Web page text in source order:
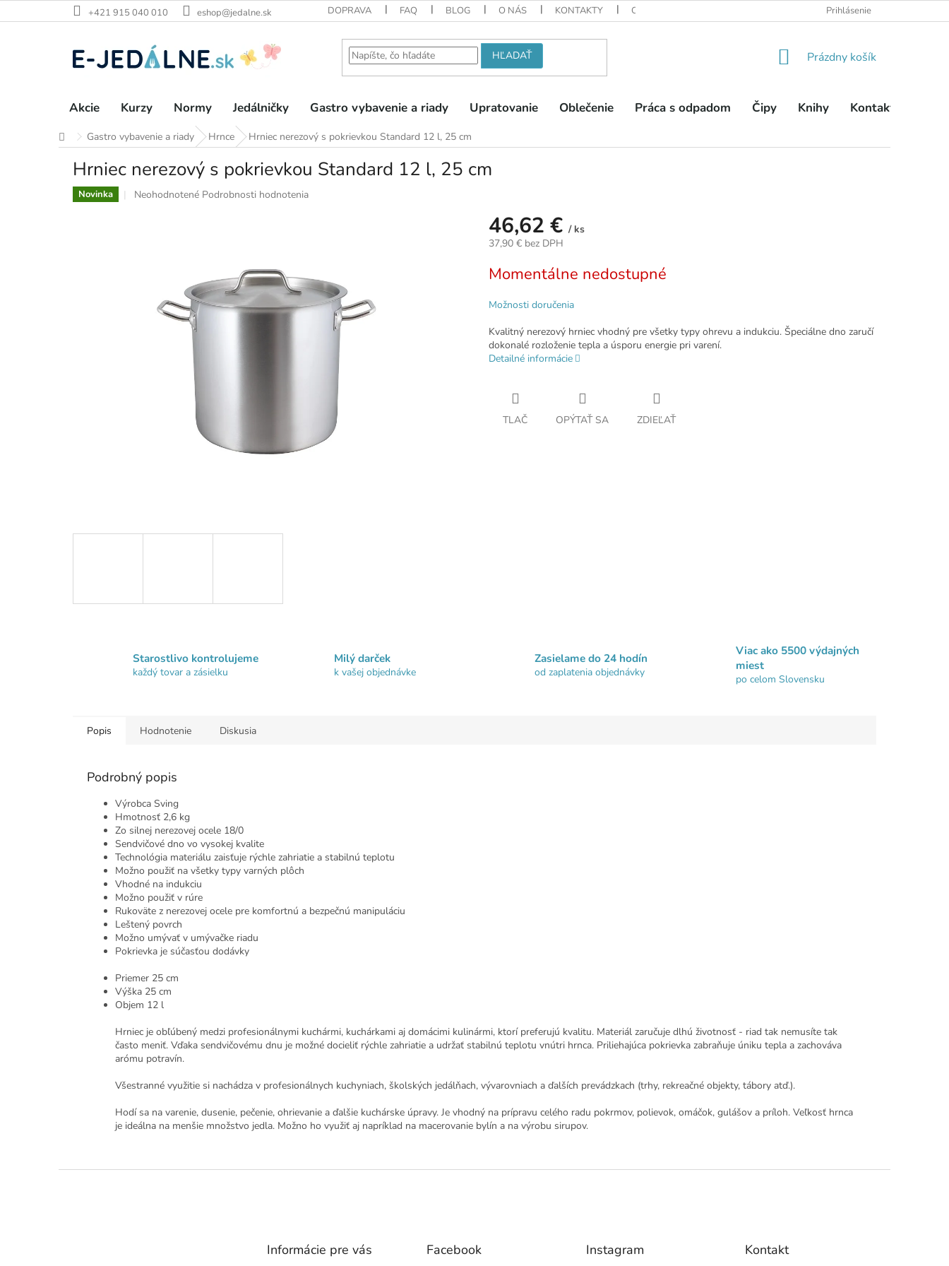
na
+421 915 040 010 eshop@jedalne.sk DOPRAVA FAQ BLOG O NÁS KONTAKTY OBCHODNÉ PODMIENKY PODMIENKY OCHRANY OSOBNÝCH
Prihlásenie
HĽADAŤ
NÁKUPNÝ
Prázdny košík
Akcie Kurzy Normy Jedálničky Gastro vybavenie a riady Upratovanie Oblečenie Práca s odpadom Čipy Knihy Kontakty
DomovGastro vybavenie a riady Hrnce Hrniec nerezový s pokrievkou Standard 12 l, 25 cm
Hrniec nerezový s pokrievkou Standard 12 l, 25 cm
Novinka
Priemerné
Neohodnotené Podrobnosti hodnotenia
46,62 € / ks
37,90 € bez DPH
cena:
Momentálne nedostupné
Možnosti doručenia
Kvalitný nerezový hrniec vhodný pre všetky typy ohrevu a indukciu. Špeciálne dno zaručí
dokonalé rozloženie tepla a úsporu energie pri varení.
Detailné informácie
TLAČ OPÝTAŤ SA ZDIEĽAŤ
Starostlivo kontrolujeme
každý tovar a zásielku
Milý darček
k vašej objednávke
Zasielame do 24 hodín
od zaplatenia objednávky
Viac ako 5500 výdajných
miest
po celom Slovensku
Popis Hodnotenie Diskusia
Podrobný popis
Výrobca Sving
Hmotnosť 2,6 kg
Zo silnej nerezovej ocele 18/0
Sendvičové dno vo vysokej kvalite
Technológia materiálu zaisťuje rýchle zahriatie a stabilnú teplotu
Možno použiť na všetky typy varných plôch
Vhodné na indukciu
Možno použiť v rúre
Rukoväte z nerezovej ocele pre komfortnú a bezpečnú manipuláciu
Leštený povrch
Možno umývať v umývačke riadu
Pokrievka je súčasťou dodávky
Priemer 25 cm
Výška 25 cm
Objem 12 l
Hrniec je obľúbený medzi profesionálnymi kuchármi, kuchárkami aj domácimi kulinármi, ktorí preferujú kvalitu. Materiál zaručuje dlhú životnosť - riad tak nemusíte tak
často meniť. Vďaka sendvičovému dnu je možné docieliť rýchle zahriatie a udržať stabilnú teplotu vnútri hrnca. Priliehajúca pokrievka zabraňuje úniku tepla a zachováva
arómu potravín.
Všestranné využitie si nachádza v profesionálnych kuchyniach, školských jedálňach, vývarovniach a ďalších prevádzkach (trhy, rekreačné objekty, tábory atď.).
Hodí sa na varenie, dusenie, pečenie, ohrievanie a ďalšie kuchárske úpravy. Je vhodný na prípravu celého radu pokrmov, polievok, omáčok, gulášov a príloh. Veľkosť hrnca
je ideálna na menšie množstvo jedla. Možno ho využiť aj napríklad na macerovanie bylín a na výrobu sirupov.
Informácie pre vás Facebook Instagram Kontakt